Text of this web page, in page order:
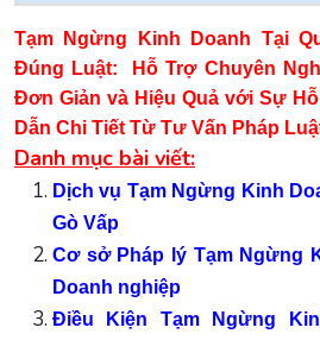
Tạm Ngừng Kinh Doanh Tại
Đúng Luật:
Hỗ Trợ Chuyên
Đơn Giản và Hiệu Quả với Sự
Dẫn Chi Tiết Từ Tư Vấn Pháp
Danh mục bài viết:
Dịch vụ Tạm Ngừng Kinh
Gò Vấp
Cơ sở Pháp lý Tạm Ngừng
Doanh nghiệp
Điều Kiện Tạm Ngừng